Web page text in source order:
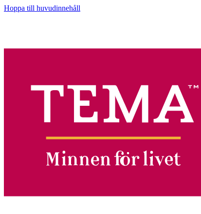
Hoppa till huvudinnehåll